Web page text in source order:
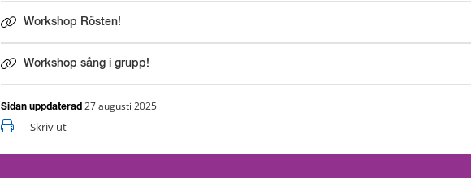
Workshop Rösten!
Workshop sång i grupp!
Sidan uppdaterad 27 augusti 2025
Skriv ut